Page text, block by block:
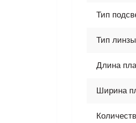
Тип
Тип линзы
Длина
Ширина